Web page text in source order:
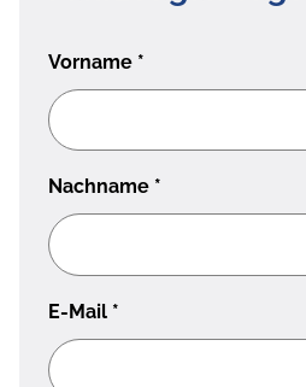
Vorname *
Nachname *
E-Mail *